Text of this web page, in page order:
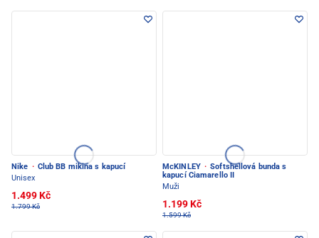
Nike · Club BB mikina s kapucí
Unisex
1.499 Kč
1.799 Kč
McKINLEY · Softshellová bunda s
kapucí Ciamarello II
Muži
1.199 Kč
1.599 Kč